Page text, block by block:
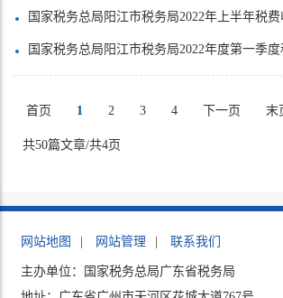
国家税务总局阳江市税务局2022年上半年税费收入
国家税务总局阳江市税务局2022年度第一季度税费收入
首页 1 2 3 4 下一页 末
共50篇文章/共4页
网站地图 网站管理 联系我们
主办单位：国家税务总局广东省税务局